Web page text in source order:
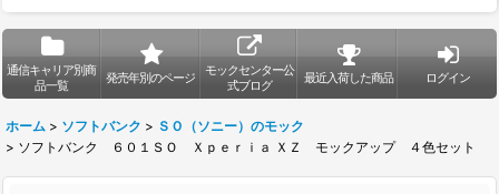
通信キャリア別商
品一覧
発売年別のページ
モックセンター公
式ブログ
最近入荷した商品 ログイン
ホーム > ソフトバンク > ＳＯ（ソニー）のモック
> ソフトバンク ６０１ＳＯ Ｘｐｅｒｉａ ＸＺ モックアップ ４色セット